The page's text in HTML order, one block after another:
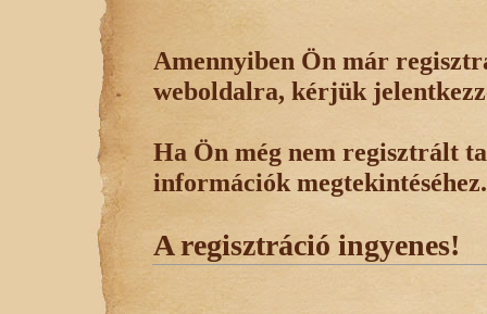
Amennyiben Ön már
weboldalra, kérjük
Ha Ön még nem regisztrált
információk megtekintéséhez.
A regisztráció ingyenes!